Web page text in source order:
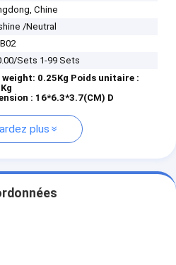
Chine
/Neutral
Sets 1-99 Sets
weight: 0.25Kg Poids unitaire :
: 16*6.3*3.7(CM) D
plus